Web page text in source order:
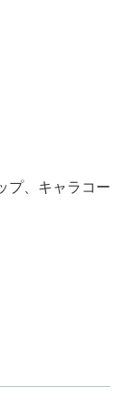
プ、キャラコー